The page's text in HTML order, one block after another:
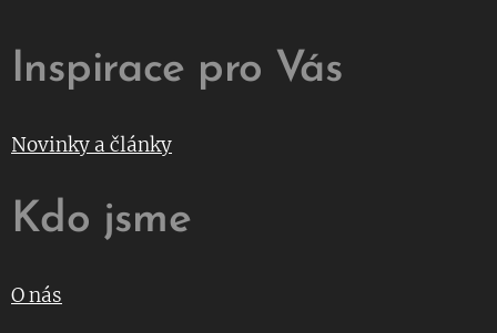
Inspirace pro Vás
Novinky a články
Kdo jsme
O nás